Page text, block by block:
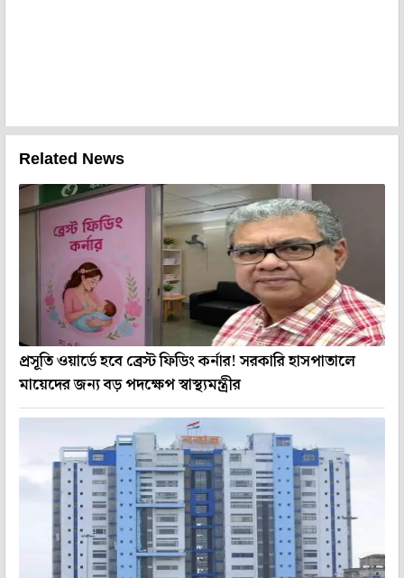
Related News
প্রসূতি ওয়ার্ডে হবে ব্রেস্ট ফিডিং কর্নার! সরকারি হাসপাতালে
মায়েদের জন্য বড় পদক্ষেপ স্বাস্থ্যমন্ত্রীর